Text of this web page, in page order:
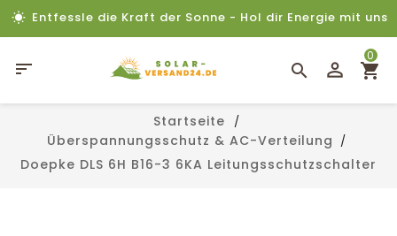
Entfessle die Kraft der Sonne - Hol dir Energie mit uns

0
Startseite
Überspannungsschutz & AC-Verteilung
Doepke DLS 6H B16-3 6KA Leitungsschutzschalter